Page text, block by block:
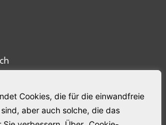
Cookies, die für die einwandfreie
aber auch solche, die das